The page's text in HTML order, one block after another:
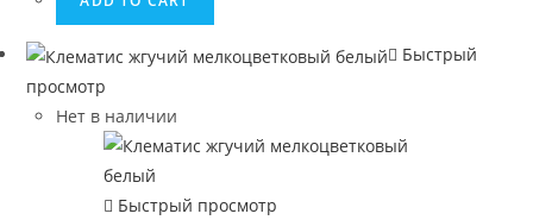
Быстрый
просмотр
Нет в наличии
Быстрый просмотр